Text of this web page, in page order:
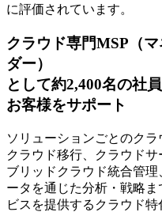
に評価されています。
クラウド専門MSP （
ダー）
として約2,400名の社
お客様をサポート
ソリューションごとのクラ
クラウド移行、クラウド
ブリッドクラウド統合管理
ータを通じた分析・戦略
ビスを提供するクラウド